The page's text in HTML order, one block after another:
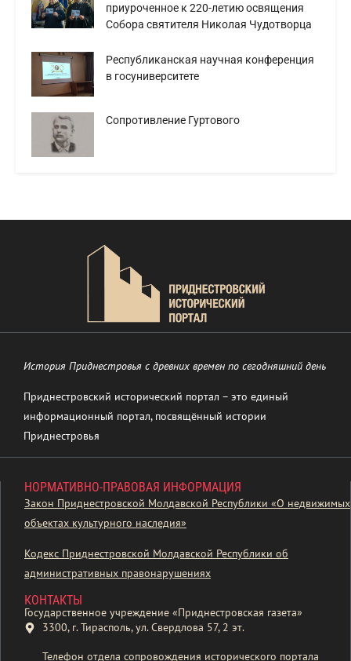
приуроченное к 220-летию освящения
Собора святителя Николая Чудотворца
Республиканская научная конференция
в госуниверситете
Сопротивление Гуртового
История Приднестровья с древних времен по сегодняшний день
Приднестровский исторический портал – это единый
информационный портал, посвящённый истории
Приднестровья
НОРМАТИВНО-ПРАВОВАЯ ИНФОРМАЦИЯ
Закон Приднестровской Молдавской Республики «О недвижимых
объектах культурного наследия»
Кодекс Приднестровской Молдавской Республики об
административных правонарушениях
КОНТАКТЫ
Государственное учреждение «Приднестровская газета»
3300, г. Тирасполь, ул. Свердлова 57, 2 эт.
Телефон отдела сопровождения исторического портала